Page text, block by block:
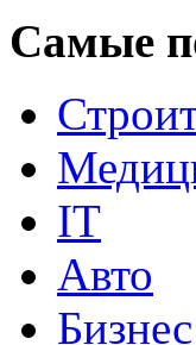
Самые
IT
Авто
Бизнес